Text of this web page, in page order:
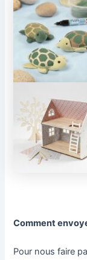
Comment
Pour nous faire